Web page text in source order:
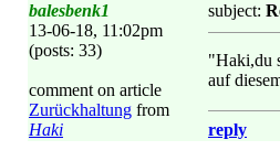
balesbenk1
13-06-18, 11:02pm
(posts: 33)
comment on article
Zurückhaltung from
Haki
subject:
"Haki,du
auf
reply